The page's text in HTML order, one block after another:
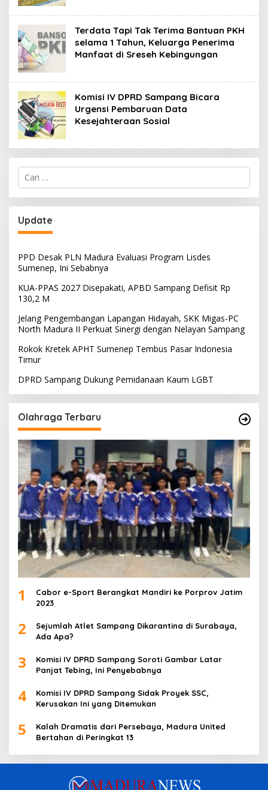
Terdata Tapi Tak Terima Bantuan PKH
selama 1 Tahun, Keluarga Penerima
Manfaat di Sreseh Kebingungan
Komisi IV DPRD Sampang Bicara
Urgensi Pembaruan Data
Kesejahteraan Sosial
Cari
untuk:
Update
PPD Desak PLN Madura Evaluasi Program Lisdes
Sumenep, Ini Sebabnya
KUA-PPAS 2027 Disepakati, APBD Sampang Defisit Rp
130,2 M
Jelang Pengembangan Lapangan Hidayah, SKK Migas-PC
North Madura II Perkuat Sinergi dengan Nelayan Sampang
Rokok Kretek APHT Sumenep Tembus Pasar Indonesia
Timur
DPRD Sampang Dukung Pemidanaan Kaum LGBT
Olahraga Terbaru
1
Cabor e-Sport Berangkat Mandiri ke Porprov Jatim
2023
2
Sejumlah Atlet Sampang Dikarantina di Surabaya,
Ada Apa?
3
Komisi IV DPRD Sampang Soroti Gambar Latar
Panjat Tebing, Ini Penyebabnya
4
Komisi IV DPRD Sampang Sidak Proyek SSC,
Kerusakan Ini yang Ditemukan
5
Kalah Dramatis dari Persebaya, Madura United
Bertahan di Peringkat 13